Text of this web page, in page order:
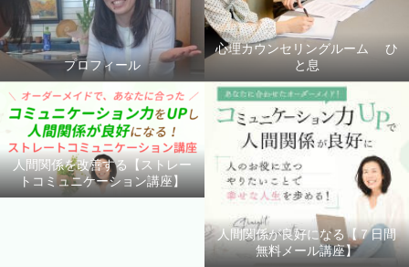
プロフィール
心理カウンセリングルーム ひ
と息
人間関係を改善する【ストレー
トコミュニケーション講座】
人間関係が良好になる【７日間
無料メール講座】